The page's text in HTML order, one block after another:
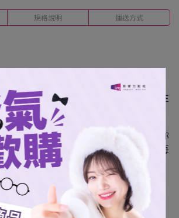
規格說明 運送方式
不開瓶蓋？
只是最亮眼的包包配件，更是實用的生
上隨身攜帶，隨時隨地都能高調展現你
刻入手，讓最愛的她陪你開瓶，慶祝每
！